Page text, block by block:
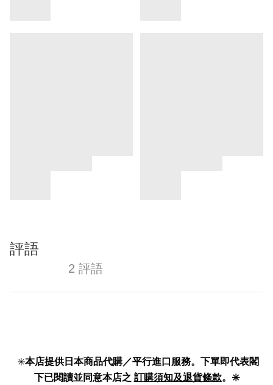
評語
2 評語
✳️本店提供日本商品代購／平行進口服務。下單即代表閣
下已閱讀並同意本店之 訂購須知及退貨條款。✳️